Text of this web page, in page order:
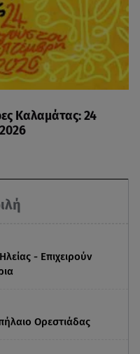
- Επιχειρούν
Ορεστιάδας
Καλαμάτας: 24